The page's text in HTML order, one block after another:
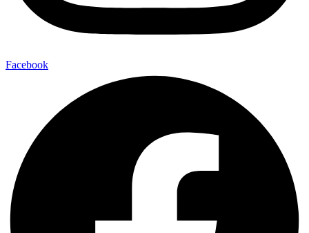
Facebook